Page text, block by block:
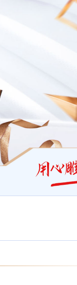
城是为了回馈AG亚娱